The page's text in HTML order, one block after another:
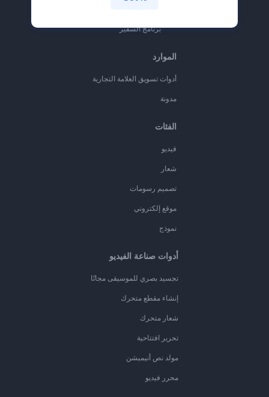
برنامج السفير
الموارد
أدوات تسويق العلامة التجارية
مدونة
الفئات
فيديو
شعار
تصميم رسومات
موقع إلكتروني
نموذج
أدوات صناعة الفيديو
تجسيد بصري للموسيقى مجانًا
إنشاء مقطع متحرك
شعار متحرك
تحرير افتتاحية
مولد نص أنيميشن
محرر فيديو